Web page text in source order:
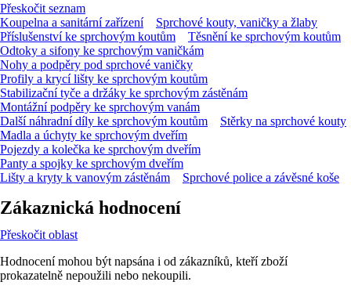
Přeskočit seznam
Koupelna a sanitární zařízení
Sprchové kouty, vaničky a žlaby
Příslušenství ke sprchovým koutům
Těsnění ke sprchovým koutům
Odtoky a sifony ke sprchovým vaničkám
Nohy a podpěry pod sprchové vaničky
Profily a krycí lišty ke sprchovým koutům
Stabilizační tyče a držáky ke sprchovým zástěnám
Montážní podpěry ke sprchovým vanám
Další náhradní díly ke sprchovým koutům
Stěrky na sprchové kouty
Madla a úchyty ke sprchovým dveřím
Pojezdy a kolečka ke sprchovým dveřím
Panty a spojky ke sprchovým dveřím
Lišty a kryty k vanovým zástěnám
Sprchové police a závěsné koše
Zákaznická hodnocení
Přeskočit oblast
Hodnocení mohou být napsána i od zákazníků, kteří zboží
prokazatelně nepoužili nebo nekoupili.